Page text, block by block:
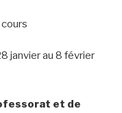
cours
janvier au 8 février
et de